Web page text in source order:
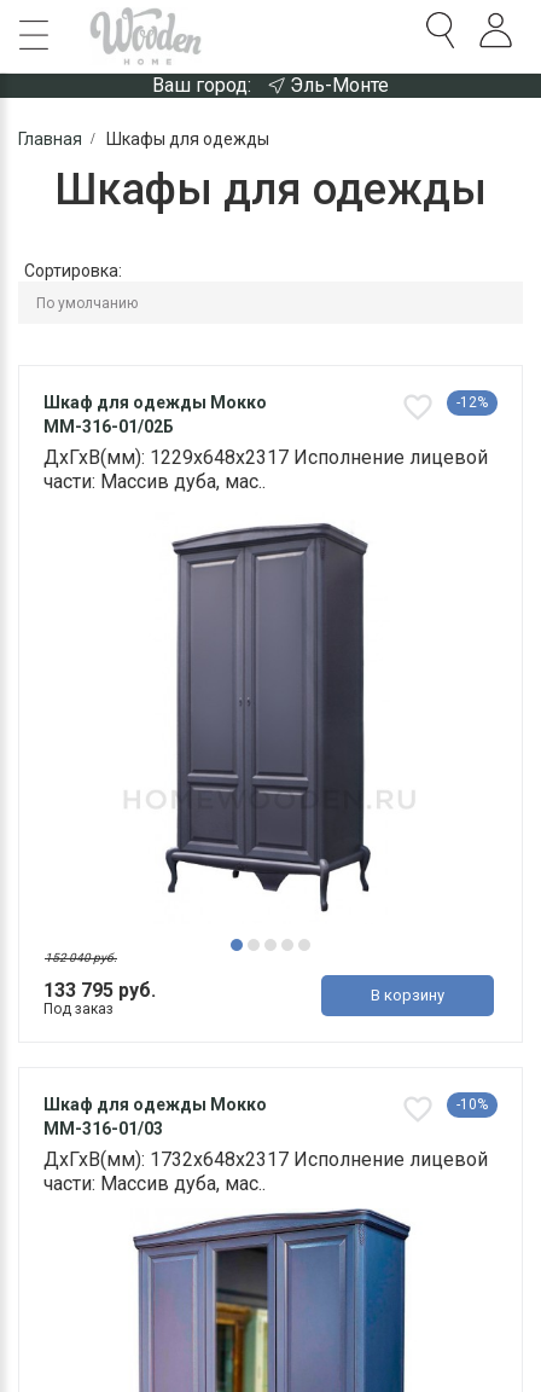
Ваш город: Эль-Монте
Главная Шкафы для одежды
Шкафы для одежды
Сортировка:
Шкаф для одежды Мокко
ММ-316-01/02Б
-12%
ДхГхВ(мм): 1229х648х2317 Исполнение лицевой
части: Массив дуба, мас..
133 795 руб.
152 040 руб.
Под заказ
В корзину
Шкаф для одежды Мокко
ММ-316-01/03
-10%
ДхГхВ(мм): 1732х648х2317 Исполнение лицевой
части: Массив дуба, мас..